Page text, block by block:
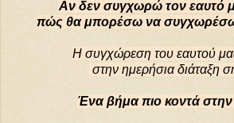
Αν δεν συγχωρώ τον εαυτό
πώς θα μπορέσω να
Η συγχώρεση του εαυτού
στην ημερήσια διάταξη
Ένα βήμα πιο κοντά